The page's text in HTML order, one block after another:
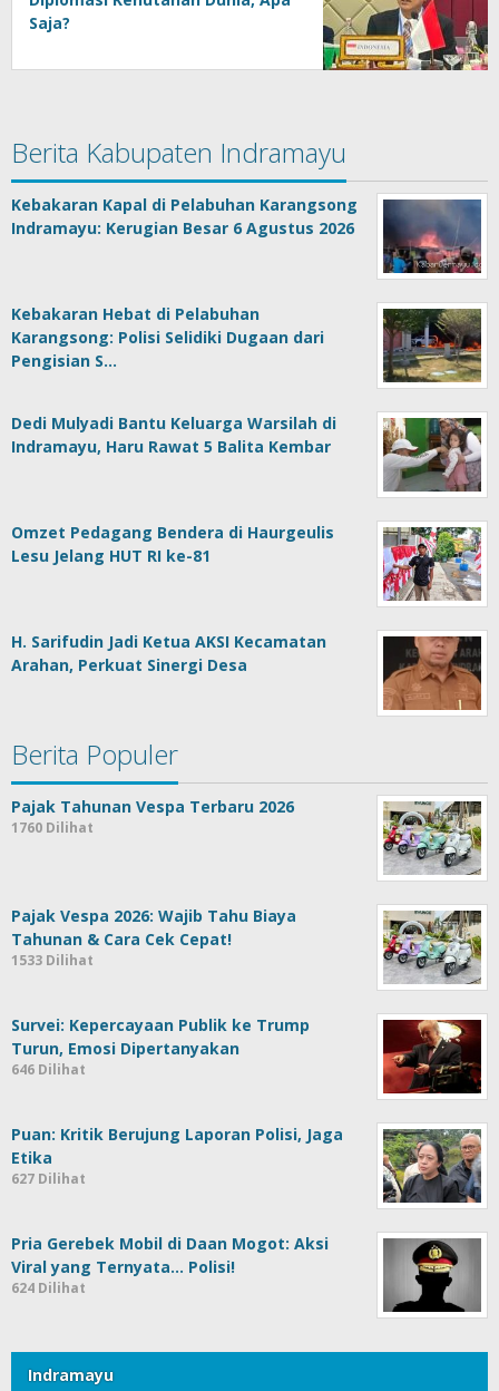
Saja?
Berita Kabupaten Indramayu
Kebakaran Kapal di Pelabuhan Karangsong
Indramayu: Kerugian Besar 6 Agustus 2026
Kebakaran Hebat di Pelabuhan
Karangsong: Polisi Selidiki Dugaan dari
Pengisian S…
Dedi Mulyadi Bantu Keluarga Warsilah di
Indramayu, Haru Rawat 5 Balita Kembar
Omzet Pedagang Bendera di Haurgeulis
Lesu Jelang HUT RI ke-81
H. Sarifudin Jadi Ketua AKSI Kecamatan
Arahan, Perkuat Sinergi Desa
Berita Populer
Pajak Tahunan Vespa Terbaru 2026
1760 Dilihat
Pajak Vespa 2026: Wajib Tahu Biaya
Tahunan & Cara Cek Cepat!
1533 Dilihat
Survei: Kepercayaan Publik ke Trump
Turun, Emosi Dipertanyakan
646 Dilihat
Puan: Kritik Berujung Laporan Polisi, Jaga
Etika
627 Dilihat
Pria Gerebek Mobil di Daan Mogot: Aksi
Viral yang Ternyata… Polisi!
624 Dilihat
Indramayu